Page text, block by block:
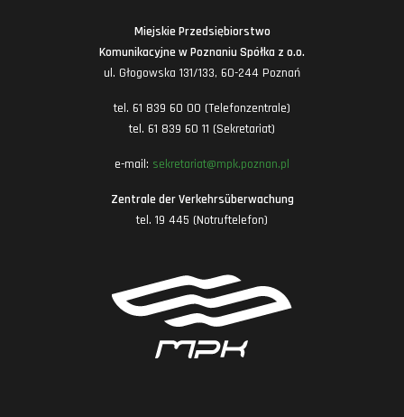
Miejskie Przedsiębiorstwo
Komunikacyjne w Poznaniu Spółka z o.o.
ul. Głogowska 131/133, 60-244 Poznań
tel. 61 839 60 00 (Telefonzentrale)
tel. 61 839 60 11 (Sekretariat)
e-mail: sekretariat@mpk.poznan.pl
Zentrale der Verkehrsüberwachung
tel. 19 445 (Notruftelefon)